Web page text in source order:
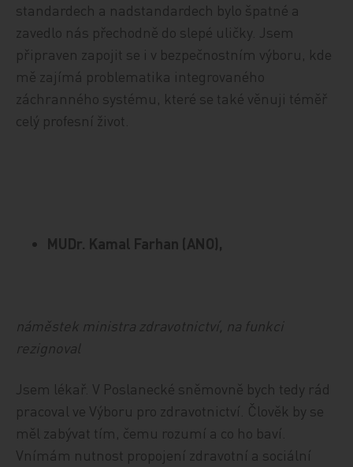
standardech a nadstandardech bylo špatné a
zavedlo nás přechodně do slepé uličky. Jsem
připraven zapojit se i v bezpečnostním výboru, kde
mě zajímá problematika integrovaného
záchranného systému, které se také věnuji téměř
celý profesní život.
MUDr. Kamal Farhan (ANO),
náměstek ministra zdravotnictví, na funkci
rezignoval
Jsem lékař. V Poslanecké sněmovně bych tedy rád
pracoval ve Výboru pro zdravotnictví. Člověk by se
měl zabývat tím, čemu rozumí a co ho baví.
Vnímám nutnost propojení zdravotní a sociální